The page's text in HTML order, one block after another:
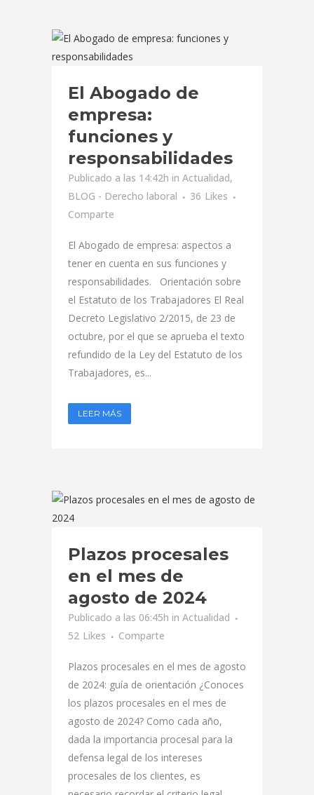
El Abogado de
empresa:
funciones y
responsabilidades
Publicado a las 14:42h in Actualidad,
BLOG - Derecho laboral
36 Likes
Comparte
El Abogado de empresa: aspectos a
tener en cuenta en sus funciones y
responsabilidades. Orientación sobre
el Estatuto de los Trabajadores El Real
Decreto Legislativo 2/2015, de 23 de
octubre, por el que se aprueba el texto
refundido de la Ley del Estatuto de los
Trabajadores, es...
LEER MÁS
Plazos procesales
en el mes de
agosto de 2024
Publicado a las 06:45h in Actualidad
52 Likes Comparte
Plazos procesales en el mes de agosto
de 2024: guía de orientación ¿Conoces
los plazos procesales en el mes de
agosto de 2024? Como cada año,
dada la importancia procesal para la
defensa legal de los intereses
procesales de los clientes, es